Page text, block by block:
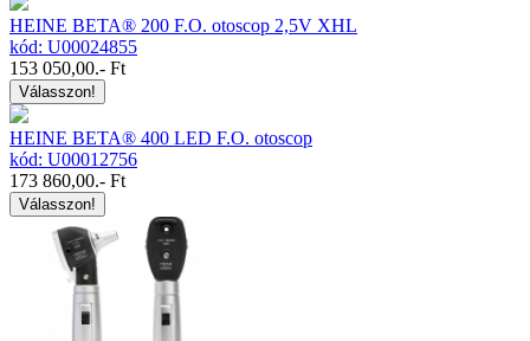
HEINE BETA® 200 F.O. otoscop 2,5V XHL
kód: U00024855
153 050,00.- Ft
Válasszon!
HEINE BETA® 400 LED F.O. otoscop
kód: U00012756
173 860,00.- Ft
Válasszon!